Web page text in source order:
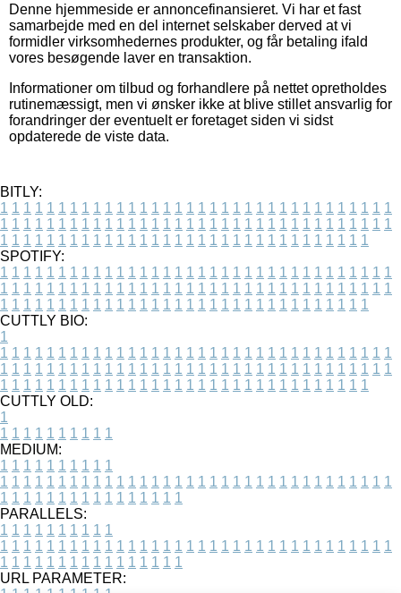
Denne hjemmeside er annoncefinansieret. Vi har et fast
samarbejde med en del internet selskaber derved at vi
formidler virksomhedernes produkter, og får betaling ifald
vores besøgende laver en transaktion.
Informationer om tilbud og forhandlere på nettet opretholdes
rutinemæssigt, men vi ønsker ikke at blive stillet ansvarlig for
forandringer der eventuelt er foretaget siden vi sidst
opdaterede de viste data.
BITLY:
1 1 1 1 1 1 1 1 1 1 1 1 1 1 1 1 1 1 1 1 1 1 1 1 1 1 1 1 1 1 1 1 1 1
1 1 1 1 1 1 1 1 1 1 1 1 1 1 1 1 1 1 1 1 1 1 1 1 1 1 1 1 1 1 1 1 1 1
1 1 1 1 1 1 1 1 1 1 1 1 1 1 1 1 1 1 1 1 1 1 1 1 1 1 1 1 1 1 1 1
SPOTIFY:
1 1 1 1 1 1 1 1 1 1 1 1 1 1 1 1 1 1 1 1 1 1 1 1 1 1 1 1 1 1 1 1 1 1
1 1 1 1 1 1 1 1 1 1 1 1 1 1 1 1 1 1 1 1 1 1 1 1 1 1 1 1 1 1 1 1 1 1
1 1 1 1 1 1 1 1 1 1 1 1 1 1 1 1 1 1 1 1 1 1 1 1 1 1 1 1 1 1 1 1
CUTTLY BIO:
1
1 1 1 1 1 1 1 1 1 1 1 1 1 1 1 1 1 1 1 1 1 1 1 1 1 1 1 1 1 1 1 1 1 1
1 1 1 1 1 1 1 1 1 1 1 1 1 1 1 1 1 1 1 1 1 1 1 1 1 1 1 1 1 1 1 1 1 1
1 1 1 1 1 1 1 1 1 1 1 1 1 1 1 1 1 1 1 1 1 1 1 1 1 1 1 1 1 1 1 1
CUTTLY OLD:
1
1 1 1 1 1 1 1 1 1 1
MEDIUM:
1 1 1 1 1 1 1 1 1 1
1 1 1 1 1 1 1 1 1 1 1 1 1 1 1 1 1 1 1 1 1 1 1 1 1 1 1 1 1 1 1 1 1 1
1 1 1 1 1 1 1 1 1 1 1 1 1 1 1 1
PARALLELS:
1 1 1 1 1 1 1 1 1 1
1 1 1 1 1 1 1 1 1 1 1 1 1 1 1 1 1 1 1 1 1 1 1 1 1 1 1 1 1 1 1 1 1 1
1 1 1 1 1 1 1 1 1 1 1 1 1 1 1 1
URL PARAMETER: